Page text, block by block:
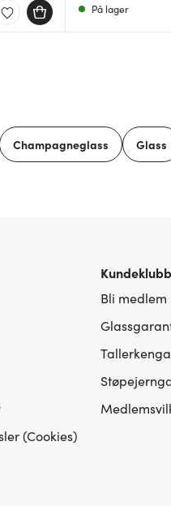
På lager
Champagneglass Glass
(Cookies)
Kundeklubb
Bli medlem